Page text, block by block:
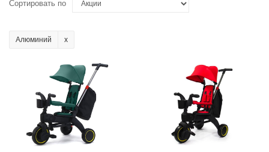
Сортировать по
Алюминий